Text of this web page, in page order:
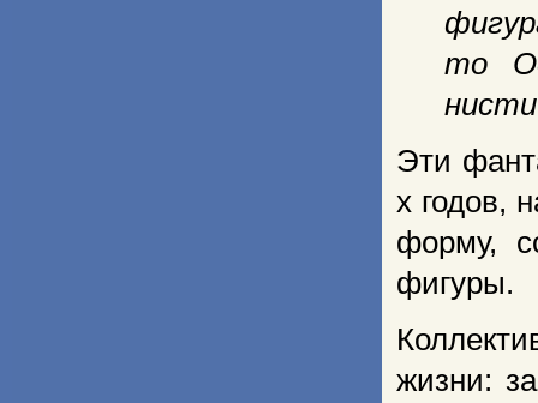
то
Эти
х годов,
форму,
фигуры.
жизни: